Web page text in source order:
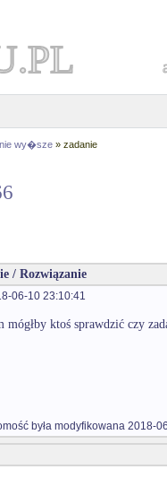
wy�sze » zadanie
/ Rozwiązanie
06-10 23:10:41
mógłby ktoś sprawdzić czy
była modyfikowana 2018-